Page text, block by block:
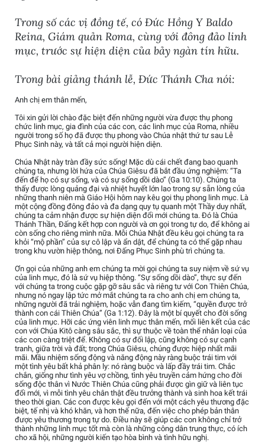
Trong số các vị đồng tế, có Đức Hồng Y Baldo
Reina, Giám quản Roma, cùng với đông đảo linh
mục, trước sự hiện diện của bảy ngàn tín hữu.
Trong bài giảng thánh lễ, Đức Thánh Cha nói:
Anh chị em thân mến,
Tôi xin gửi lời chào đặc biệt đến những người vừa được thụ phong
chức linh mục, gia đình của các con, các linh mục của Roma, nhiều
người trong số họ đã được thụ phong vào Chúa nhật thứ tư sau Lễ
Phục Sinh này, và tất cả mọi người hiện diện.
Chúa Nhật này tràn đầy sức sống! Mặc dù cái chết đang bao quanh
chúng ta, nhưng lời hứa của Chúa Giêsu đã bắt đầu ứng nghiệm: “Ta
đến để họ có sự sống, và có sự sống dồi dào” (Ga 10:10). Chúng ta
thấy được lòng quảng đại và nhiệt huyết lớn lao trong sự sẵn lòng của
những thanh niên mà Giáo Hội hôm nay kêu gọi thụ phong linh mục. Là
một cộng đồng đông đảo và đa dạng quy tụ quanh một Thầy duy nhất,
chúng ta cảm nhận được sự hiện diện đổi mới chúng ta. Đó là Chúa
Thánh Thần, Đấng kết hợp con người và ơn gọi trong tự do, để không ai
còn sống cho riêng mình nữa. Mỗi Chúa Nhật đều kêu gọi chúng ta ra
khỏi “mộ phần” của sự cô lập và ẩn dật, để chúng ta có thể gặp nhau
trong khu vườn hiệp thông, nơi Đấng Phục Sinh phù trì chúng ta.
Ơn gọi của những anh em chúng ta mời gọi chúng ta suy niệm về sứ vụ
của linh mục, đó là sứ vụ hiệp thông. “Sự sống dồi dào”, thực sự đến
với chúng ta trong cuộc gặp gỡ sâu sắc và riêng tư với Con Thiên Chúa,
nhưng nó ngay lập tức mở mắt chúng ta ra cho anh chị em chúng ta,
những người đã trải nghiệm, hoặc vẫn đang tìm kiếm, “quyền được trở
thành con cái Thiên Chúa” (Ga 1:12). Đây là một bí quyết cho đời sống
của linh mục. Hỡi các ứng viên linh mục thân mến, mối liên kết của các
con với Chúa Kitô càng sâu sắc, thì sự thuộc về toàn thể nhân loại của
các con càng triệt để. Không có sự đối lập, cũng không có sự cạnh
tranh, giữa trời và đất; trong Chúa Giêsu, chúng được hiệp nhất mãi
mãi. Mầu nhiệm sống động và năng động này ràng buộc trái tim với
một tình yêu bất khả phân ly: nó ràng buộc và lấp đầy trái tim. Chắc
chắn, giống như tình yêu vợ chồng, tình yêu truyền cảm hứng cho đời
sống độc thân vì Nước Thiên Chúa cũng phải được gìn giữ và liên tục
đổi mới, vì mỗi tình yêu chân thật đều trưởng thành và sinh hoa kết trái
theo thời gian. Các con được kêu gọi đến với một cách yêu thương đặc
biệt, tế nhị và khó khăn, và hơn thế nữa, đến việc cho phép bản thân
được yêu thương trong tự do. Điều này sẽ giúp các con không chỉ trở
thành những linh mục tốt mà còn là những công dân trung thực, có ích
cho xã hội, những người kiến tạo hòa bình và tình hữu nghị.